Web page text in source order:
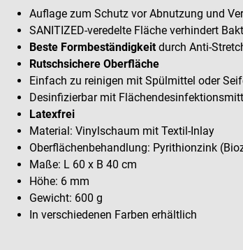
Auflage zum Schutz vor Abnutzung und
SANITIZED-veredelte Fläche verhindert
Beste Formbeständigkeit durch Anti-
Rutschsichere Oberfläche
Einfach zu reinigen mit Spülmittel oder
Desinfizierbar mit
Latexfrei
Material: Vinylschaum mit Textil-Inlay
Oberflächenbehandlung: Pyrithionzink
Maße: L 60 x B 40 cm
Höhe: 6 mm
Gewicht: 600 g
In verschiedenen Farben erhältlich